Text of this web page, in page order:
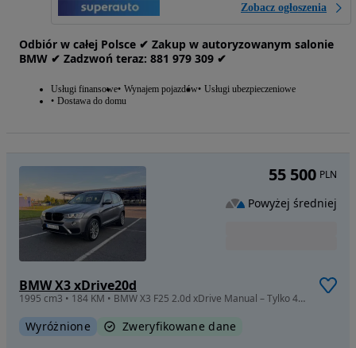
Zobacz ogłoszenia
Odbiór w całej Polsce ✔ Zakup w autoryzowanym salonie
BMW ✔ Zadzwoń teraz: 881‎ 979‎ 309 ✔
Usługi finansowe Wynajem pojazdów Usługi ubezpieczeniowe
Dostawa do domu
BMW X3 xDrive20d
1995 cm3 • 184 KM • BMW X3 F25 2.0d xDrive Manual – Tylko 47.000 km | Zamiana
Wyróżnione Zweryfikowane dane
55 500 PLN
Powyżej średniej